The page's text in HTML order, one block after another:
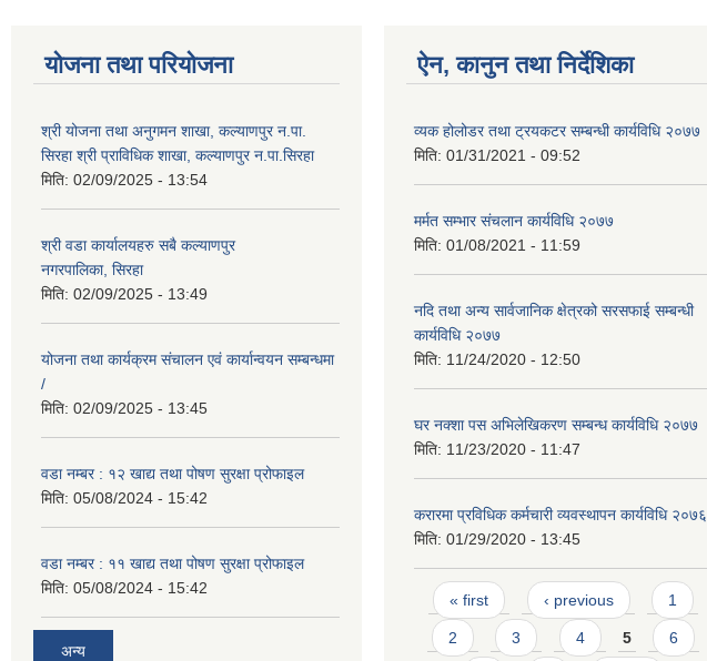
योजना तथा परियोजना
श्री योजना तथा अनुगमन शाखा, कल्याणपुर न.पा.
सिरहा श्री प्राविधिक शाखा, कल्याणपुर न.पा.सिरहा
मिति: 02/09/2025 - 13:54
श्री वडा कार्यालयहरु सबै कल्याणपुर
नगरपालिका, सिरहा
मिति: 02/09/2025 - 13:49
योजना तथा कार्यक्रम संचालन एवं कार्यान्वयन सम्बन्धमा
/
मिति: 02/09/2025 - 13:45
वडा नम्बर : १२ खाद्य तथा पोषण सुरक्षा प्रोफाइल
मिति: 05/08/2024 - 15:42
वडा नम्बर : ११ खाद्य तथा पोषण सुरक्षा प्रोफाइल
मिति: 05/08/2024 - 15:42
अन्य
ऐन, कानुन तथा निर्देशिका
व्यक होलोडर तथा ट्रयकटर सम्बन्धी कार्यविधि २०७७
मिति: 01/31/2021 - 09:52
मर्मत सम्भार संचलान कार्यविधि २०७७
मिति: 01/08/2021 - 11:59
नदि तथा अन्य सार्वजानिक क्षेत्रको सरसफाई सम्बन्धी
कार्यविधि २०७७
मिति: 11/24/2020 - 12:50
घर नक्शा पस अभिलेखिकरण सम्बन्ध कार्यविधि २०७७
मिति: 11/23/2020 - 11:47
करारमा प्रविधिक कर्मचारी व्यवस्थापन कार्यविधि २०७६
मिति: 01/29/2020 - 13:45
Pages
« first ‹ previous 1
2 3 4 5 6